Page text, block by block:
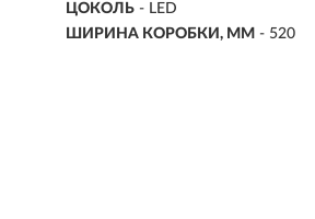
ЦОКОЛЬ - LED
ШИРИНА КОРОБКИ, ММ - 520